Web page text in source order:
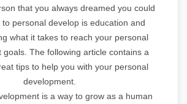
that you always dreamed you could
to personal develop is education and
what it takes to reach your personal
goals. The following article contains a
tips to help you with your personal
development.
is a way to grow as a human